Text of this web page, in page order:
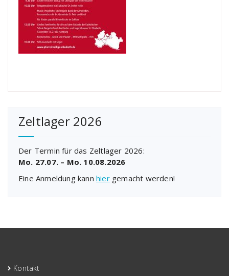
Zeltlager 2026
Der Termin für das Zeltlager 2026:
Mo. 27.07. – Mo. 10.08.2026
Eine Anmeldung kann hiergemacht werden!
Kontakt